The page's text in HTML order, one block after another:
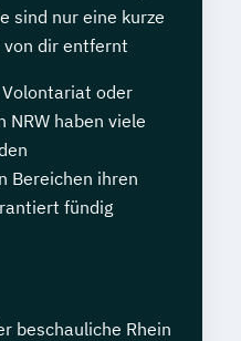
sind nur eine kurze
dir entfernt
oder
NRW haben viele
Bereichen ihren
fündig
beschauliche Rhein